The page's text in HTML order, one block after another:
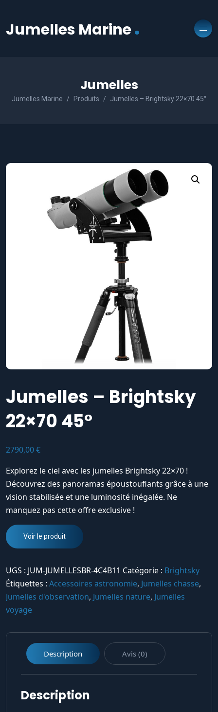
Jumelles Marine.
Jumelles
Jumelles Marine Produits Jumelles – Brightsky 22×70 45°
Jumelles – Brightsky
22×70 45°
2790,00€
Explorez le ciel avec les jumelles Brightsky 22×70 !
Découvrez des panoramas époustouflants grâce à une
vision stabilisée et une luminosité inégalée. Ne
manquez pas cette offre exclusive !
Voir le produit
UGS : JUM-JUMELLESBR-4C4B11 Catégorie : Brightsky
Étiquettes : Accessoires astronomie, Jumelles chasse,
Jumelles d'observation, Jumelles nature, Jumelles
voyage
Description Avis (0)
Description